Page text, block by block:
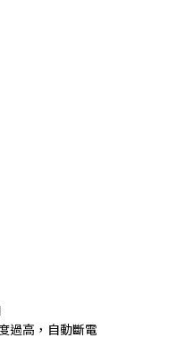
過高，自動斷電